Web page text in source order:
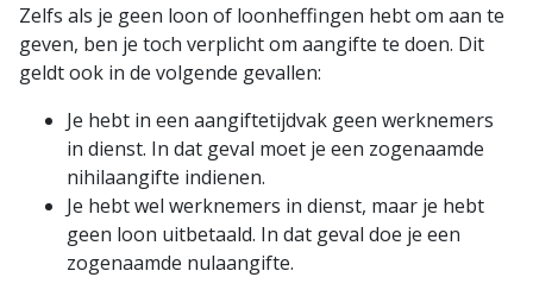
Zelfs als je geen loon of loonheffingen hebt om aan te
geven, ben je toch verplicht om aangifte te doen. Dit
geldt ook in de volgende gevallen:
Je hebt in een aangiftetijdvak geen werknemers
in dienst. In dat geval moet je een zogenaamde
nihilaangifte indienen.
Je hebt wel werknemers in dienst, maar je hebt
geen loon uitbetaald. In dat geval doe je een
zogenaamde nulaangifte.